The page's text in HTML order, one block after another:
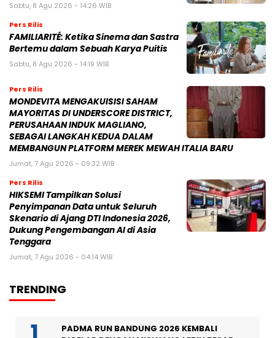
Sabtu, 8 Agu 2026 - 14:26 WIB
Pers Rilis
FAMILIARITÉ: Ketika Sinema dan Sastra
Bertemu dalam Sebuah Karya Puitis
Sabtu, 8 Agu 2026 - 14:19 WIB
Pers Rilis
MONDEVITA MENGAKUISISI SAHAM
MAYORITAS DI UNDERSCORE DISTRICT,
PERUSAHAAN INDUK MAGLIANO,
SEBAGAI LANGKAH KEDUA DALAM
MEMBANGUN PLATFORM MEREK MEWAH ITALIA BARU
Jumat, 7 Agu 2026 - 09:32 WIB
Pers Rilis
HIKSEMI Tampilkan Solusi
Penyimpanan Data untuk Seluruh
Skenario di Ajang DTI Indonesia 2026,
Dukung Pengembangan AI di Asia
Tenggara
Jumat, 7 Agu 2026 - 04:14 WIB
TRENDING
PADMA RUN BANDUNG 2026 KEMBALI